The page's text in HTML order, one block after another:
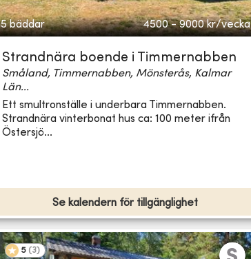
5 bäddar 4500 - 9000 kr/vecka
Strandnära boende i Timmernabben
Småland, Timmernabben, Mönsterås, Kalmar
Län...
Ett smultronställe i underbara Timmernabben.
Strandnära vinterbonat hus ca: 100 meter ifrån
Östersjö...
Se kalendern för tillgänglighet
5 (3)